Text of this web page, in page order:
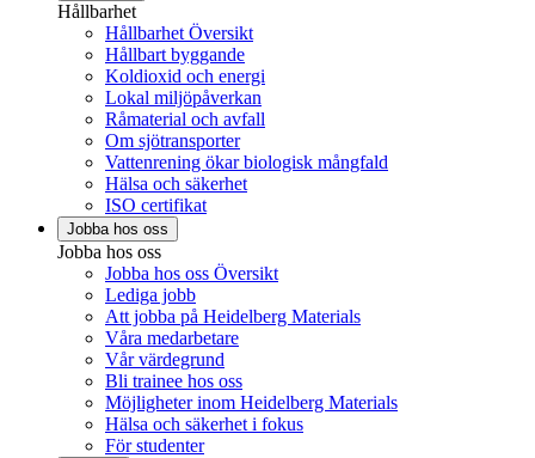
Hållbarhet
Hållbarhet Översikt
Hållbart byggande
Koldioxid och energi
Lokal miljöpåverkan
Råmaterial och avfall
Om sjötransporter
Vattenrening ökar biologisk mångfald
Hälsa och säkerhet
ISO certifikat
Jobba hos oss
Jobba hos oss
Jobba hos oss Översikt
Lediga jobb
Att jobba på Heidelberg Materials
Våra medarbetare
Vår värdegrund
Bli trainee hos oss
Möjligheter inom Heidelberg Materials
Hälsa och säkerhet i fokus
För studenter